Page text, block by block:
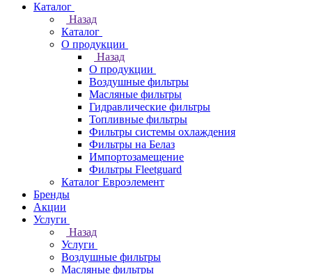
Каталог
Назад
Каталог
О продукции
Назад
О продукции
Воздушные фильтры
Масляные фильтры
Гидравлические фильтры
Топливные фильтры
Фильтры системы охлаждения
Фильтры на Белаз
Импортозамещение
Фильтры Fleetguard
Каталог Евроэлемент
Бренды
Акции
Услуги
Назад
Услуги
Воздушные фильтры
Масляные фильтры